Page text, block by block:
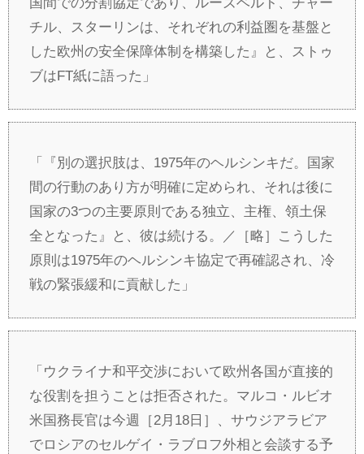
チル、スターリンは、それぞれの利益圏を基盤と
した欧州の安全保障体制を構築した』と、ストゥ
ブはFT紙に語った」
「『別の選択肢は、1975年のヘルシンキだ。国家
間の行動のあり方が明確に定められ、それは後に
国家の3つの主要原則である独立、主権、領土保
全となった』と、彼は続ける。／［略］こうした
原則は1975年のヘルシンキ協定で再確認され、冷
戦の緊張緩和に貢献した」
「ウクライナ和平交渉において欧州各国が直接的
な役割を担うことは拒否された。マルコ・ルビオ
米国務長官は今週［2月18日］、サウジアラビア
でロシアのセルゲイ・ラブロフ外相と会談する予